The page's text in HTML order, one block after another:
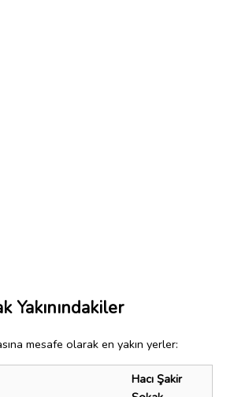
Yakınındakiler
mesafe olarak en yakın yerler:
Hacı Şakir